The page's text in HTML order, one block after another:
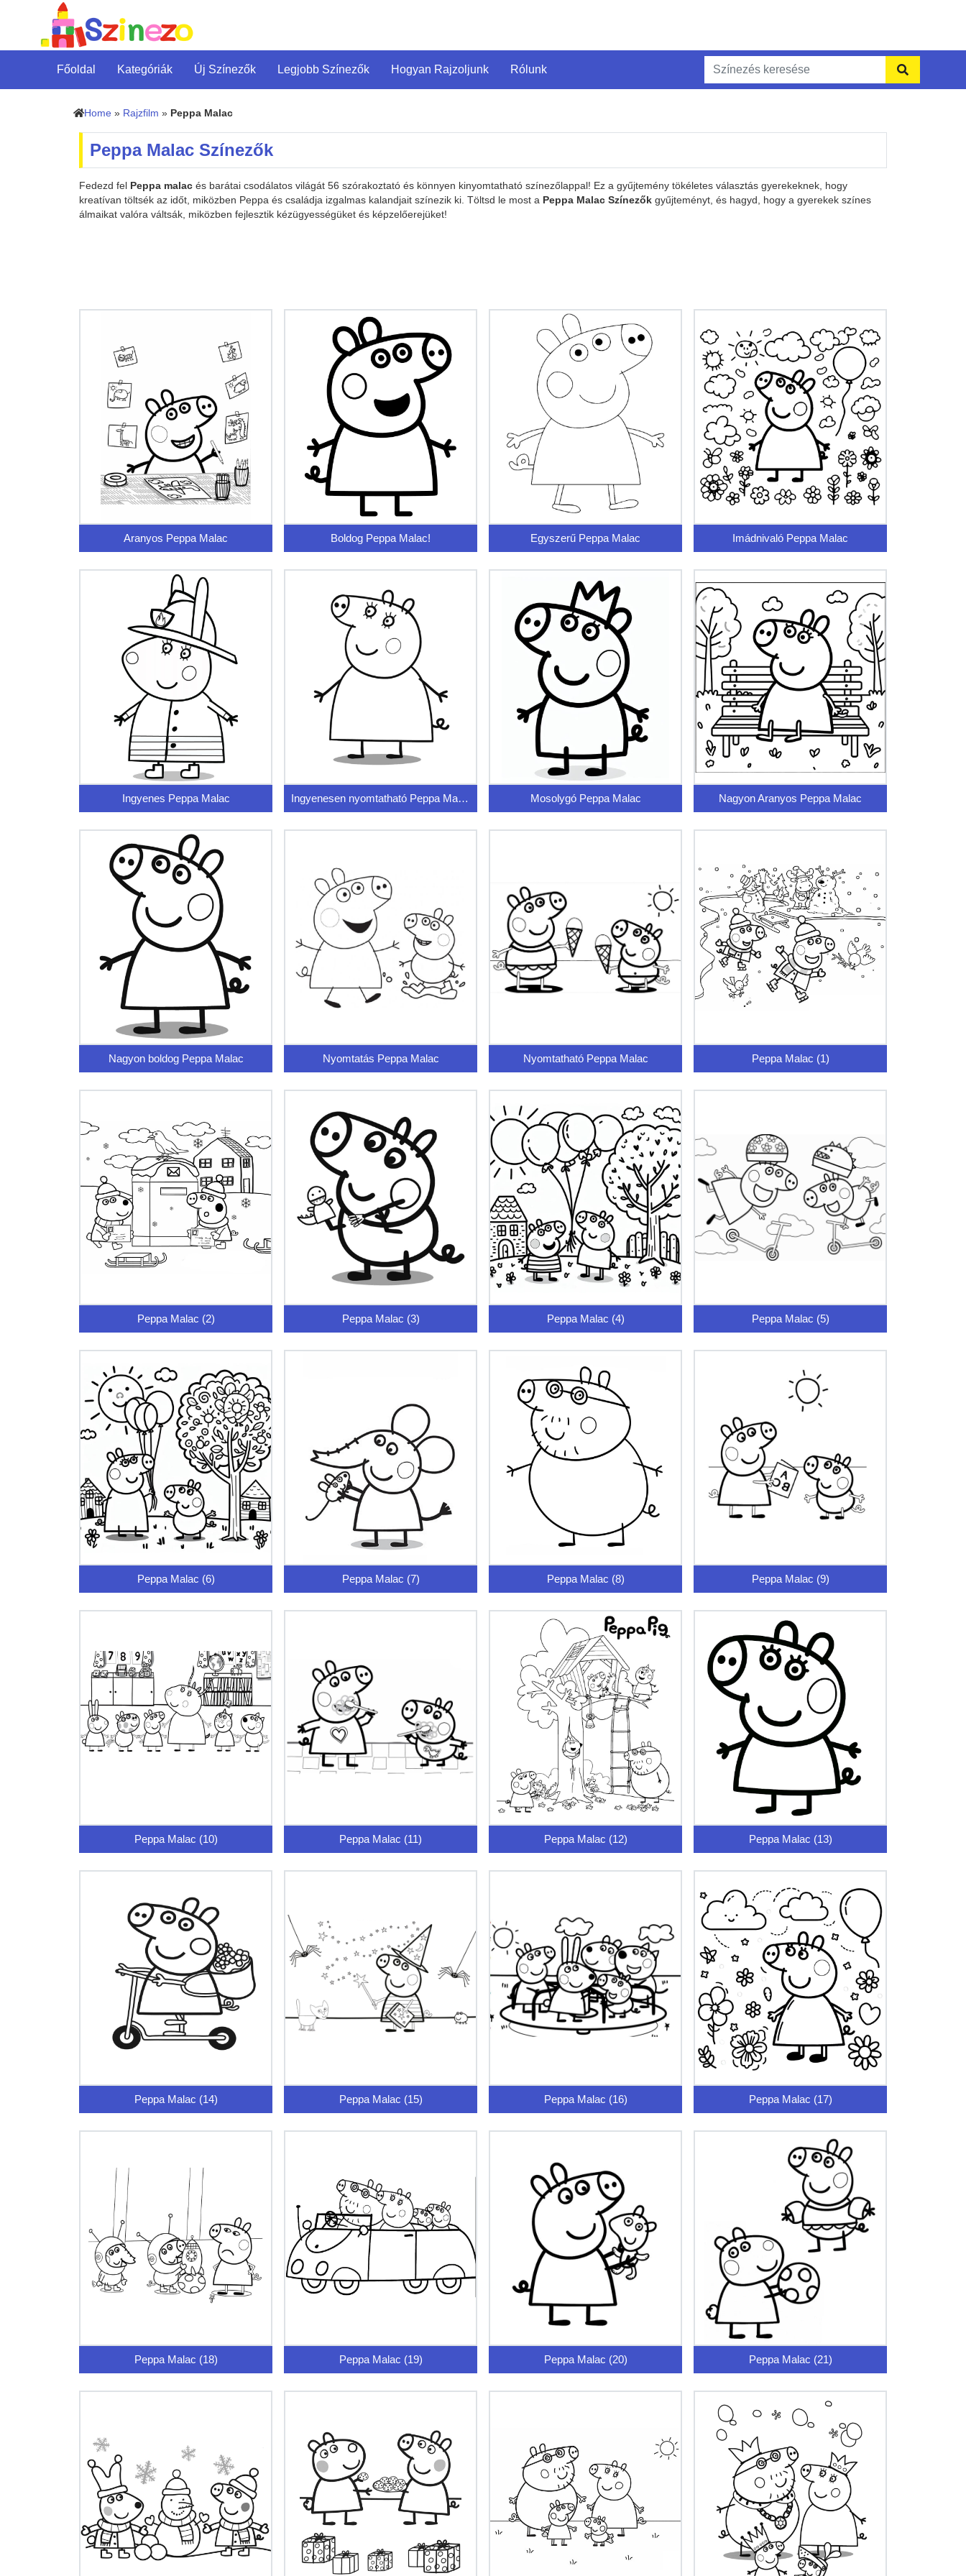
Főoldal Kategóriák Új Színezők Legjobb Színezők Hogyan Rajzoljunk Rólunk
Home » Rajzfilm » Peppa Malac
Peppa Malac Színezők
Fedezd fel Peppa malac és barátai csodálatos világát 56 szórakoztató és könnyen kinyomtatható színezőlappal! Ez a gyűjtemény tökéletes választás gyerekeknek, hogy
kreatívan töltsék az időt, miközben Peppa és családja izgalmas kalandjait színezik ki. Töltsd le most a Peppa Malac Színezők gyűjteményt, és hagyd, hogy a gyerekek színes
álmaikat valóra váltsák, miközben fejlesztik kézügyességüket és képzelőerejüket!
Aranyos Peppa Malac Boldog Peppa Malac! Egyszerű Peppa Malac Imádnivaló Peppa Malac
Ingyenes Peppa Malac Ingyenesen nyomtatható Peppa Malac Mosolygó Peppa Malac Nagyon Aranyos Peppa Malac
Nagyon boldog Peppa Malac Nyomtatás Peppa Malac Nyomtatható Peppa Malac Peppa Malac (1)
Peppa Malac (2) Peppa Malac (3) Peppa Malac (4) Peppa Malac (5)
Peppa Malac (6) Peppa Malac (7) Peppa Malac (8) Peppa Malac (9)
Peppa Malac (10) Peppa Malac (11) Peppa Malac (12) Peppa Malac (13)
Peppa Malac (14) Peppa Malac (15) Peppa Malac (16) Peppa Malac (17)
Peppa Malac (18) Peppa Malac (19) Peppa Malac (20) Peppa Malac (21)